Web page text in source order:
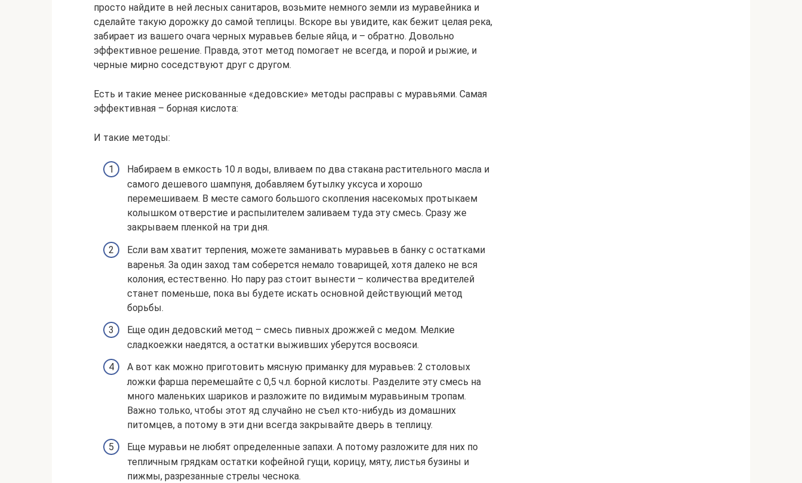
просто найдите в ней лесных санитаров, возьмите немного земли из муравейника и
сделайте такую дорожку до самой теплицы. Вскоре вы увидите, как бежит целая река,
забирает из вашего очага черных муравьев белые яйца, и – обратно. Довольно
эффективное решение. Правда, этот метод помогает не всегда, и порой и рыжие, и
черные мирно соседствуют друг с другом.
Есть и такие менее рискованные «дедовские» методы расправы с муравьями. Самая
эффективная – борная кислота:
И такие методы:
Набираем в емкость 10 л воды, вливаем по два стакана растительного масла и
самого дешевого шампуня, добавляем бутылку уксуса и хорошо
перемешиваем. В месте самого большого скопления насекомых протыкаем
колышком отверстие и распылителем заливаем туда эту смесь. Сразу же
закрываем пленкой на три дня.
Если вам хватит терпения, можете заманивать муравьев в банку с остатками
варенья. За один заход там соберется немало товарищей, хотя далеко не вся
колония, естественно. Но пару раз стоит вынести – количества вредителей
станет поменьше, пока вы будете искать основной действующий метод
борьбы.
Еще один дедовский метод – смесь пивных дрожжей с медом. Мелкие
сладкоежки наедятся, а остатки выживших уберутся восвояси.
А вот как можно приготовить мясную приманку для муравьев: 2 столовых
ложки фарша перемешайте с 0,5 ч.л. борной кислоты. Разделите эту смесь на
много маленьких шариков и разложите по видимым муравьиным тропам.
Важно только, чтобы этот яд случайно не съел кто-нибудь из домашних
питомцев, а потому в эти дни всегда закрывайте дверь в теплицу.
Еще муравьи не любят определенные запахи. А потому разложите для них по
тепличным грядкам остатки кофейной гущи, корицу, мяту, листья бузины и
пижмы, разрезанные стрелы чеснока.